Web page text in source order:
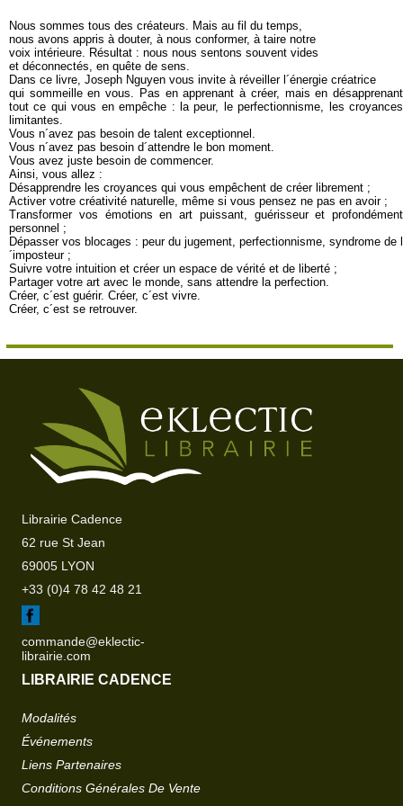
Nous sommes tous des créateurs. Mais au fil du temps,
nous avons appris à douter, à nous conformer, à taire notre
voix intérieure. Résultat : nous nous sentons souvent vides
et déconnectés, en quête de sens.
Dans ce livre, Joseph Nguyen vous invite à réveiller l´énergie créatrice
qui sommeille en vous. Pas en apprenant à créer, mais en désapprenant
tout ce qui vous en empêche : la peur, le perfectionnisme, les croyances
limitantes.
Vous n´avez pas besoin de talent exceptionnel.
Vous n´avez pas besoin d´attendre le bon moment.
Vous avez juste besoin de commencer.
Ainsi, vous allez :
Désapprendre les croyances qui vous empêchent de créer librement ;
Activer votre créativité naturelle, même si vous pensez ne pas en avoir ;
Transformer vos émotions en art puissant, guérisseur et profondément
personnel ;
Dépasser vos blocages : peur du jugement, perfectionnisme, syndrome de l
´imposteur ;
Suivre votre intuition et créer un espace de vérité et de liberté ;
Partager votre art avec le monde, sans attendre la perfection.
Créer, c´est guérir. Créer, c´est vivre.
Créer, c´est se retrouver.
Librairie Cadence
62 rue St Jean
69005 LYON
+33 (0)4 78 42 48 21
commande@eklectic-
librairie.com
LIBRAIRIE CADENCE
Modalités
Événements
Liens Partenaires
Conditions Générales De Vente